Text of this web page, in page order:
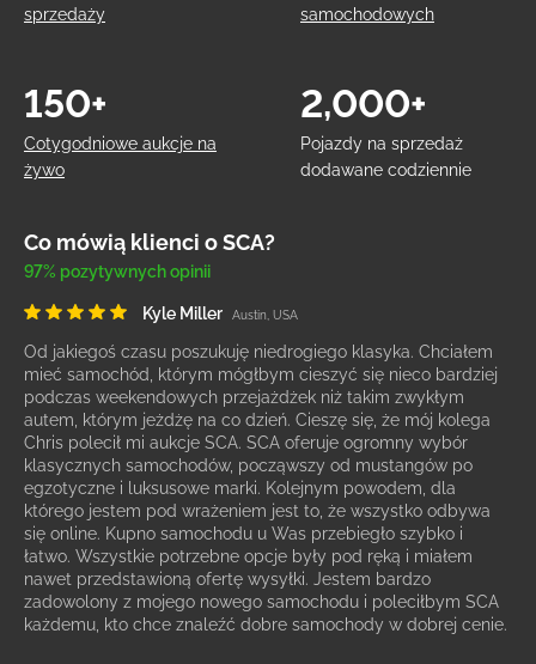
sprzedaży
samochodowych
Cotygodniowe aukcje na
żywo
150+
Pojazdy na sprzedaż
dodawane codziennie
2,000+
Co mówią klienci o SCA?
97% pozytywnych opinii
Kyle Miller Austin, USA
Od jakiegoś czasu poszukuję niedrogiego klasyka. Chciałem
mieć samochód, którym mógłbym cieszyć się nieco bardziej
podczas weekendowych przejażdżek niż takim zwykłym
autem, którym jeżdżę na co dzień. Cieszę się, że mój kolega
Chris polecił mi aukcje SCA. SCA oferuje ogromny wybór
klasycznych samochodów, począwszy od mustangów po
egzotyczne i luksusowe marki. Kolejnym powodem, dla
którego jestem pod wrażeniem jest to, że wszystko odbywa
się online. Kupno samochodu u Was przebiegło szybko i
łatwo. Wszystkie potrzebne opcje były pod ręką i miałem
nawet przedstawioną ofertę wysyłki. Jestem bardzo
zadowolony z mojego nowego samochodu i poleciłbym SCA
każdemu, kto chce znaleźć dobre samochody w dobrej cenie.